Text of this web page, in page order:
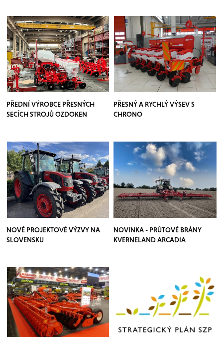
PŘEDNÍ VÝROBCE PŘESNÝCH
SECÍCH STROJŮ OZDOKEN
PŘESNÝ A RYCHLÝ VÝSEV S
CHRONO
NOVÉ PROJEKTOVÉ VÝZVY NA
SLOVENSKU
NOVINKA - PRÚTOVÉ BRÁNY
KVERNELAND ARCADIA